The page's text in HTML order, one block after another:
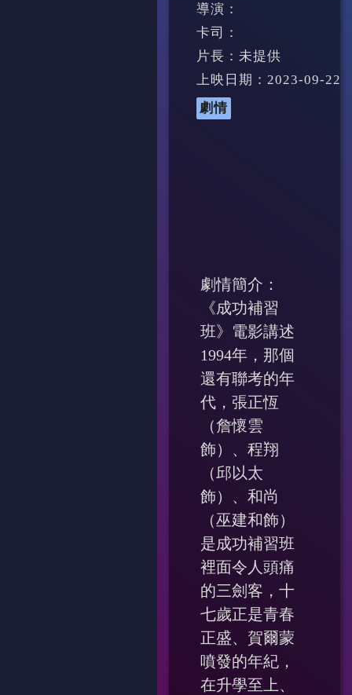
導演：
卡司：
片長：未提供
上映日期：2023-09-22
劇情
劇情簡介：
《成功補習
班》電影講述
1994年，那個
還有聯考的年
代，張正恆
（詹懷雲
飾）、程翔
（邱以太
飾）、和尚
（巫建和飾）
是成功補習班
裡面令人頭痛
的三劍客，十
七歲正是青春
正盛、賀爾蒙
噴發的年紀，
在升學至上、